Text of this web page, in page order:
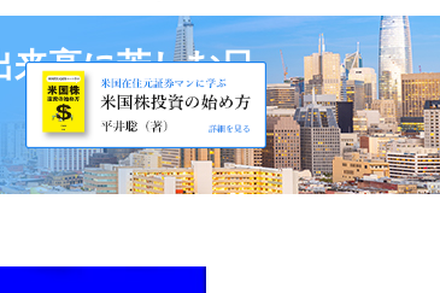
来高に苦しむ日